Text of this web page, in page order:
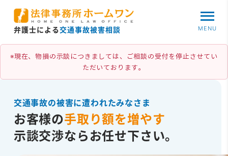
弁護士による交通事故被害相談
※現在、物損の示談につきましては、ご相談の受付を停止させてい
ただいております。
MENU
交通事故の被害に遭われたみなさま
お客様の手取り額を増やす
示談交渉ならお任せ下さい。